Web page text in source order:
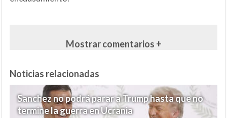
Mostrar comentarios +
Noticias relacionadas
Sanchez no podrá parar a Trump hasta que no
termine la guerra en Ucrania